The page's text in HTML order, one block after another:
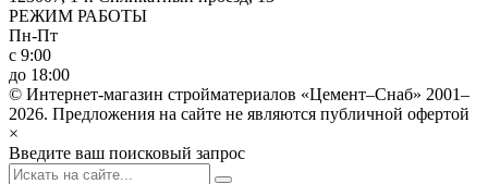
РЕЖИМ РАБОТЫ
Пн-Пт
с 9:00
до 18:00
© Интернет-магазин стройматериалов «Цемент–Снаб» 2001–
2026. Предложения на сайте не являются публичной офертой
×
Введите ваш поисковый запрос